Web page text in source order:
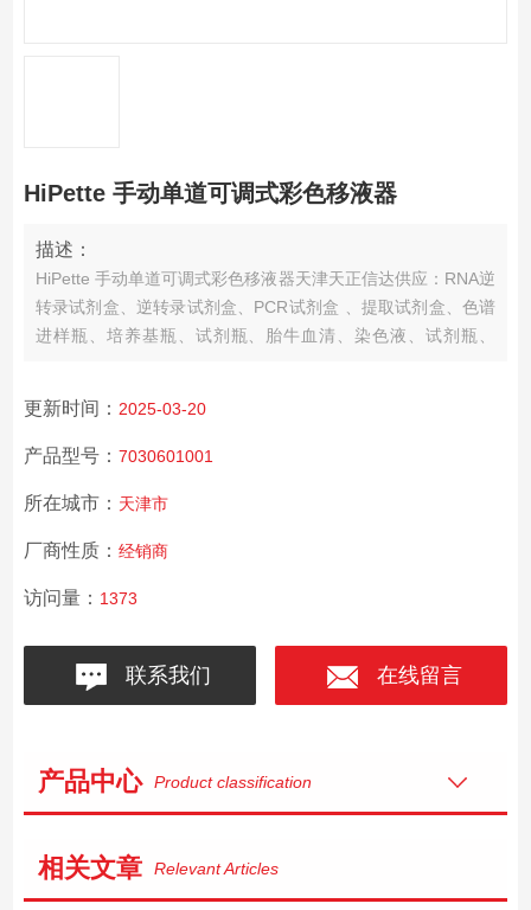
HiPette 手动单道可调式彩色移液器
描述：
HiPette 手动单道可调式彩色移液器天津天正信达供应：RNA逆
转录试剂盒、逆转录试剂盒、PCR试剂盒 、提取试剂盒、色谱
进样瓶、培养基瓶、试剂瓶、胎牛血清、染色液、试剂瓶、
更新时间： 2025-03-20
产品型号： 7030601001
所在城市： 天津市
厂商性质： 经销商
访问量： 1373
联系我们 在线留言
产品中心 Product classification
相关文章 Relevant Articles